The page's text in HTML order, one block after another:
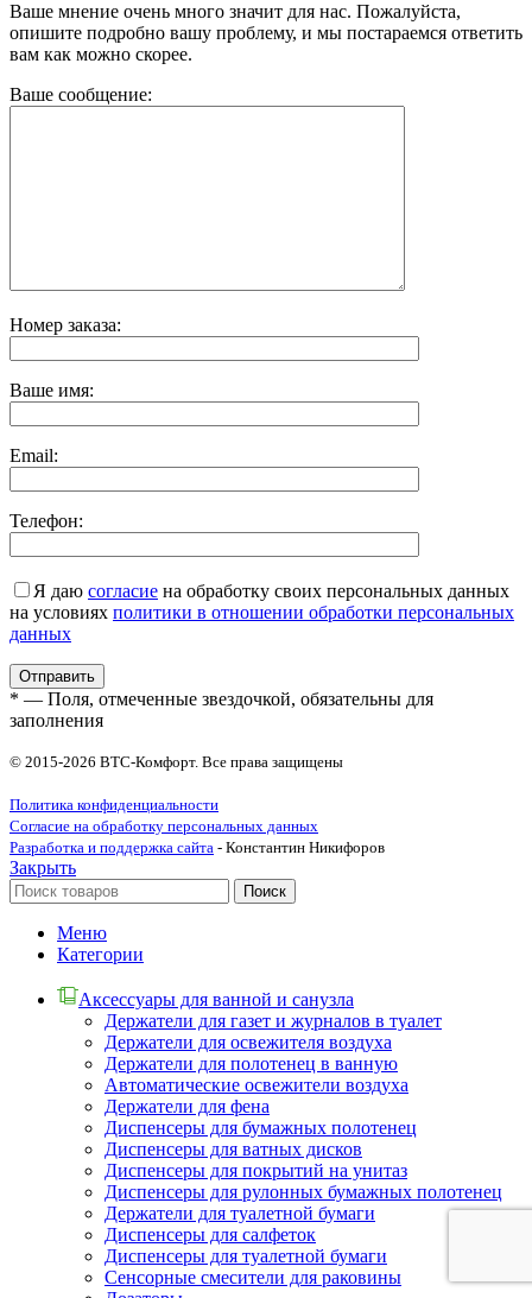
Ваше мнение очень много значит для нас. Пожалуйста,
опишите подробно вашу проблему, и мы постараемся ответить
вам как можно скорее.
Ваше сообщение:
Номер заказа:
Ваше имя:
Email:
Телефон:
Я даю согласие на обработку своих персональных данных
на условиях политики в отношении обработки персональных
данных
* — Поля, отмеченные звездочкой, обязательны для
заполнения
© 2015-2026 ВТС-Комфорт. Все права защищены
Политика конфиденциальности
Согласие на обработку персональных данных
Разработка и поддержка сайта - Константин Никифоров
Закрыть
Поиск
Меню
Категории
Аксессуары для ванной и санузла
Держатели для газет и журналов в туалет
Держатели для освежителя воздуха
Держатели для полотенец в ванную
Автоматические освежители воздуха
Держатели для фена
Диспенсеры для бумажных полотенец
Диспенсеры для ватных дисков
Диспенсеры для покрытий на унитаз
Диспенсеры для рулонных бумажных полотенец
Держатели для туалетной бумаги
Диспенсеры для салфеток
Диспенсеры для туалетной бумаги
Сенсорные смесители для раковины